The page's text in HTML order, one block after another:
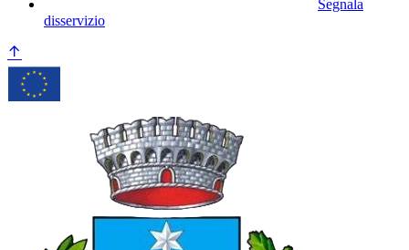
Segnala
disservizio